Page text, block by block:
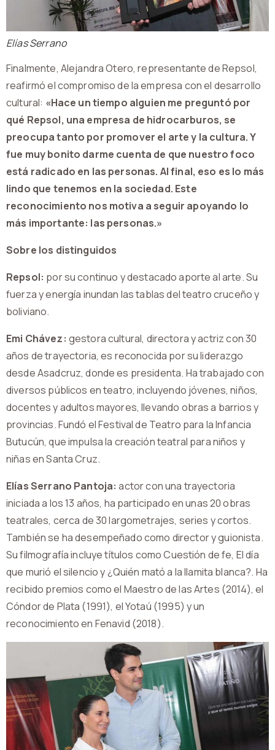
Elías Serrano
Finalmente, Alejandra Otero, representante de Repsol,
reafirmó el compromiso de la empresa con el desarrollo
cultural: «Hace un tiempo alguien me preguntó por
qué Repsol, una empresa de hidrocarburos, se
preocupa tanto por promover el arte y la cultura. Y
fue muy bonito darme cuenta de que nuestro foco
está radicado en las personas. Al final, eso es lo más
lindo que tenemos en la sociedad. Este
reconocimiento nos motiva a seguir apoyando lo
más importante: las personas.»
Sobre los distinguidos
Repsol: por su continuo y destacado aporte al arte. Su
fuerza y energía inundan las tablas del teatro cruceño y
boliviano.
Emi Chávez: gestora cultural, directora y actriz con 30
años de trayectoria, es reconocida por su liderazgo
desde Asadcruz, donde es presidenta. Ha trabajado con
diversos públicos en teatro, incluyendo jóvenes, niños,
docentes y adultos mayores, llevando obras a barrios y
provincias. Fundó el Festival de Teatro para la Infancia
Butucún, que impulsa la creación teatral para niños y
niñas en Santa Cruz.
Elías Serrano Pantoja: actor con una trayectoria
iniciada a los 13 años, ha participado en unas 20 obras
teatrales, cerca de 30 largometrajes, series y cortos.
También se ha desempeñado como director y guionista.
Su filmografía incluye títulos como Cuestión de fe, El día
que murió el silencio y ¿Quién mató a la llamita blanca?. Ha
recibido premios como el Maestro de las Artes (2014), el
Cóndor de Plata (1991), el Yotaú (1995) y un
reconocimiento en Fenavid (2018).